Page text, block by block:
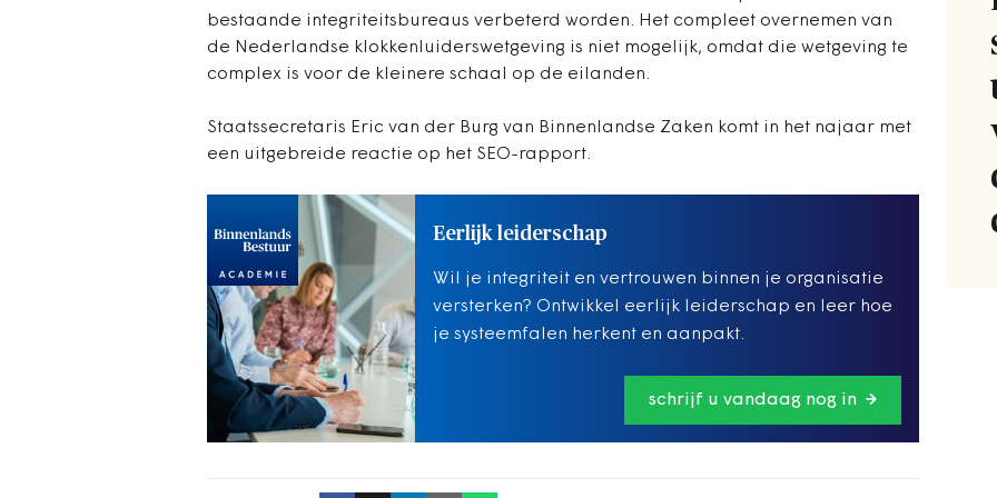
bestaande integriteitsbureaus verbeterd worden. Het compleet overnemen van
de Nederlandse klokkenluiderswetgeving is niet mogelijk, omdat die wetgeving te
complex is voor de kleinere schaal op de eilanden.
Staatssecretaris Eric van der Burg van Binnenlandse Zaken komt in het najaar met
een uitgebreide reactie op het SEO-rapport.
Eerlijk leiderschap
Wil je integriteit en vertrouwen binnen je organisatie
versterken? Ontwikkel eerlijk leiderschap en leer hoe
je systeemfalen herkent en aanpakt.
schrijf u vandaag nog in